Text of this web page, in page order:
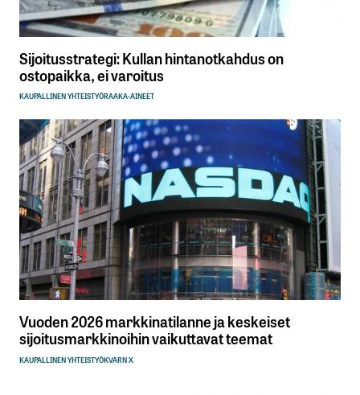
Sijoitusstrategi: Kullan hintanotkahdus on
ostopaikka, ei varoitus
KAUPALLINEN YHTEISTYÖRAAKA-AINEET
Vuoden 2026 markkinatilanne ja keskeiset
sijoitusmarkkinoihin vaikuttavat teemat
KAUPALLINEN YHTEISTYÖKVARN X